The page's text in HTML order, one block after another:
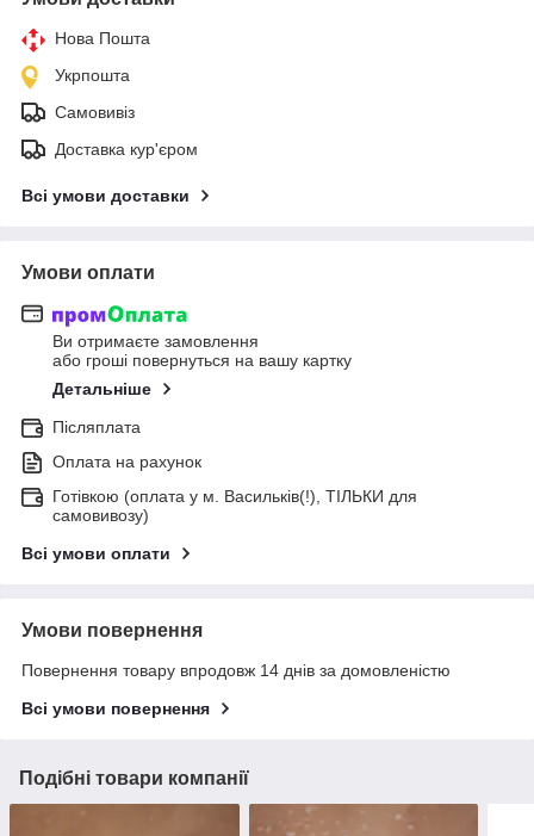
Нова Пошта
Укрпошта
Самовивіз
Доставка кур'єром
Всі умови доставки
Умови оплати
Ви отримаєте замовлення
або гроші повернуться на вашу картку
Детальніше
Післяплата
Оплата на рахунок
Готівкою (оплата у м. Васильків(!), ТІЛЬКИ для
самовивозу)
Всі умови оплати
Умови повернення
Повернення товару впродовж 14 днів за домовленістю
Всі умови повернення
Подібні товари компанії